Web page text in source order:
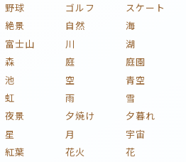
野球 ゴルフ
スケート
絶景 自然
海
富士山 川
湖
森 庭
庭園
池 空
青空
虹 雨
雪
夜景 夕焼け
夕暮れ
星 月
宇宙
紅葉 花火
花